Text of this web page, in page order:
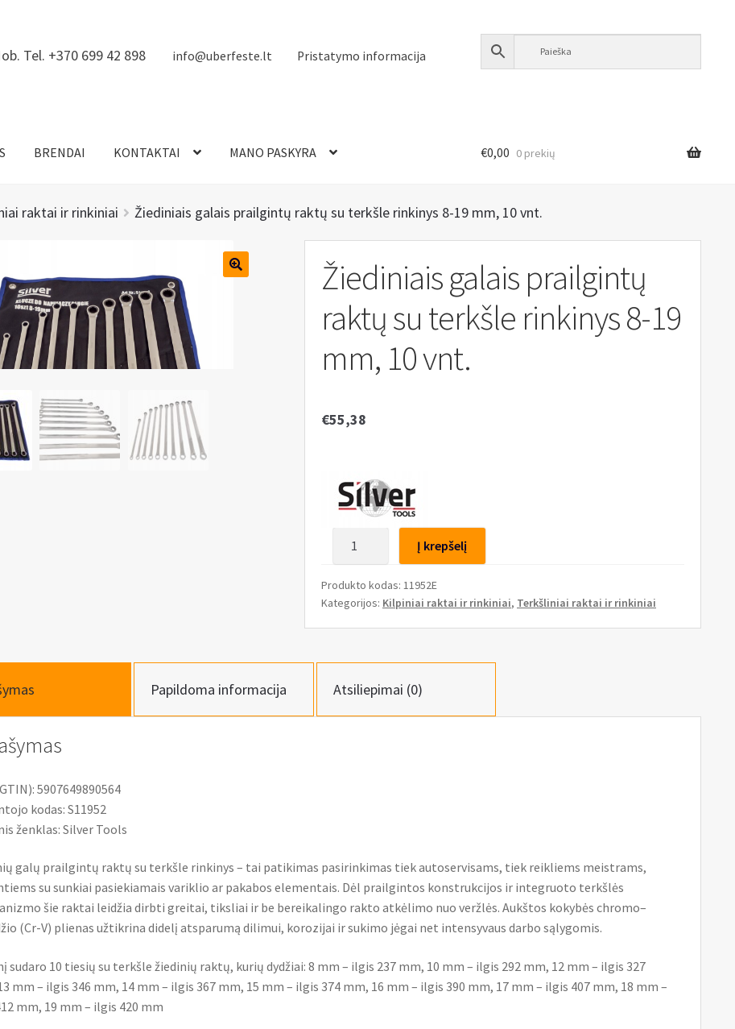
Tel. +370 699 42 898 info@uberfeste.lt Pristatymo informacija
BRENDAI KONTAKTAI MANO PASKYRA €0,00 0 prekių
raktai ir rinkiniai Žiediniais galais prailgintų raktų su terkšle rinkinys 8-19 mm, 10 vnt.
Žiediniais galais prailgintų
raktų su terkšle rinkinys 8-19
mm, 10 vnt.
€55,38
Žiediniais
galais
rinkinys
8-
Į krepšelį
Produkto kodas: 11952E
Kategorijos: Kilpiniai raktai ir rinkiniai, Terkšliniai raktai ir rinkiniai
Papildoma informacija Atsiliepimai (0)
5907649890564
kodas: S11952
ženklas: Silver Tools
galų prailgintų raktų su terkšle rinkinys – tai patikimas pasirinkimas tiek autoservisams, tiek reikliems meistrams,
su sunkiai pasiekiamais variklio ar pakabos elementais. Dėl prailgintos konstrukcijos ir integruoto terkšlės
šie raktai leidžia dirbti greitai, tiksliai ir be bereikalingo rakto atkėlimo nuo veržlės. Aukštos kokybės chromo–
(Cr-V) plienas užtikrina didelį atsparumą dilimui, korozijai ir sukimo jėgai net intensyvaus darbo sąlygomis.
sudaro 10 tiesių su terkšle žiedinių raktų, kurių dydžiai: 8 mm – ilgis 237 mm, 10 mm – ilgis 292 mm, 12 mm – ilgis 327
mm – ilgis 346 mm, 14 mm – ilgis 367 mm, 15 mm – ilgis 374 mm, 16 mm – ilgis 390 mm, 17 mm – ilgis 407 mm, 18 mm –
mm, 19 mm – ilgis 420 mm